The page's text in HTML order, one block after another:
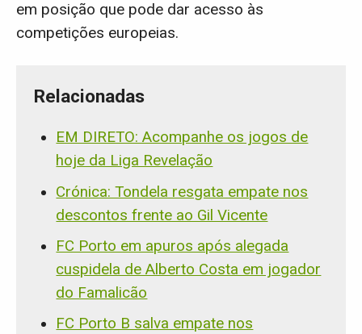
em posição que pode dar acesso às
competições europeias.
Relacionadas
EM DIRETO: Acompanhe os jogos de
hoje da Liga Revelação
Crónica: Tondela resgata empate nos
descontos frente ao Gil Vicente
FC Porto em apuros após alegada
cuspidela de Alberto Costa em jogador
do Famalicão
FC Porto B salva empate nos